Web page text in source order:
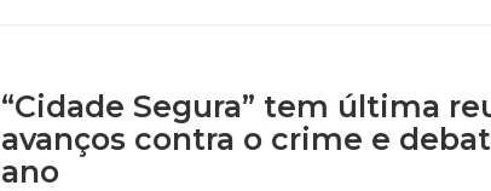
“Cidade Segura” tem última
avanços contra o crime e
ano